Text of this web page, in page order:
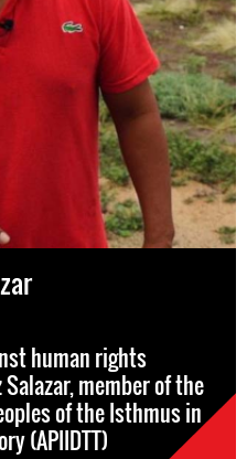
human rights
member of the
of the Isthmus in
(APIIDTT)